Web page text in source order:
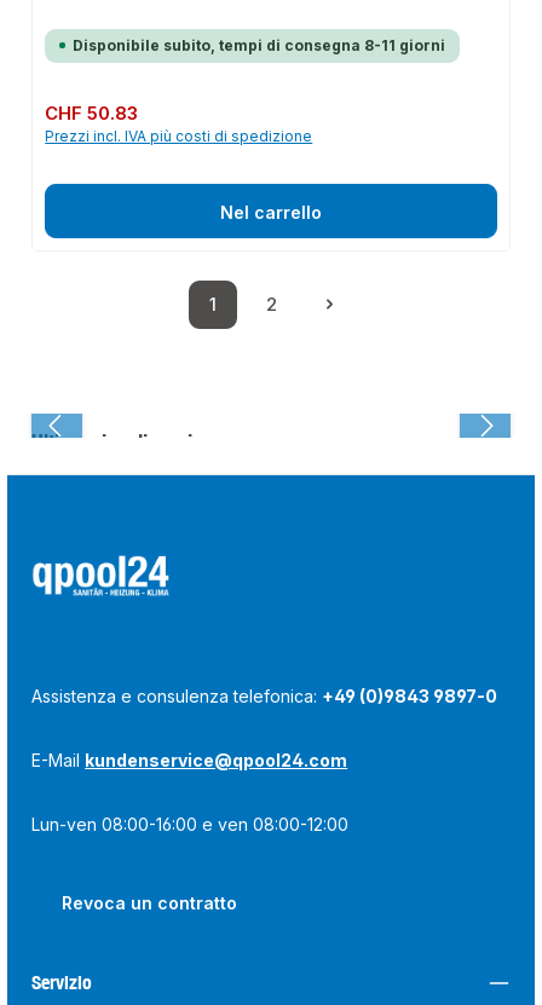
Disponibile subito, tempi di consegna 8-11 giorni
Prezzo normale:
CHF 50.83
Prezzi incl. IVA più costi di spedizione
Nel carrello
Pagina
1
Pagina
2
Ultima visualizzazione:
Assistenza e consulenza telefonica: +49 (0)9843 9897-0
E-Mail kundenservice@qpool24.com
Lun-ven 08:00-16:00 e ven 08:00-12:00
Revoca un contratto
Servizio